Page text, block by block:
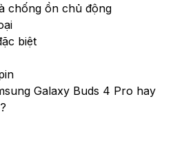
chống ồn chủ động
biệt
Galaxy Buds 4 Pro hay